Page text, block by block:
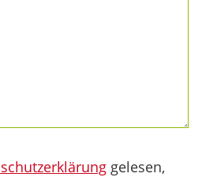
gelesen,